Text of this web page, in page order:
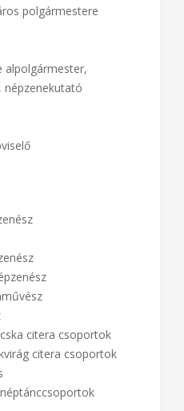
polgármestere
alpolgármester,
népzenekutató
citera csoportok
citera csoportok